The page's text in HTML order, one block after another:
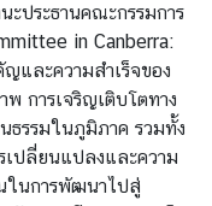
ะประธานคณะกรรมการ
in Canberra:
และความสำเร็จของ
การเจริญเติบโตทาง
ธรรมในภูมิภาค รวมทั้ง
เปลี่ยนแปลงและความ
ในการพัฒนาไปสู่